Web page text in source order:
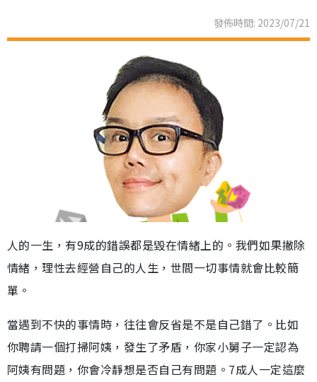
發佈時間: 2023/07/21
人的一生，有9成的錯誤都是毀在情緒上的。我們如果撇除
情緒，理性去經營自己的人生，世間一切事情就會比較簡
單。
當遇到不快的事情時，往往會反省是不是自己錯了。比如
你聘請一個打掃阿姨，發生了矛盾，你家小舅子一定認為
阿姨有問題，你會冷靜想是否自己有問題。7成人一定這麼